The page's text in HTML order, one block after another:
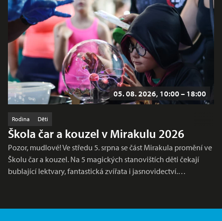
05. 08. 2026, 10:00 – 18:00
Rodina Děti
Škola čar a kouzel v Mirakulu 2026
Pozor, mudlové! Ve středu 5. srpna se část Mirakula promění ve
Školu čar a kouzel. Na 5 magických stanovištích děti čekají
bublající lektvary, fantastická zvířata i jasnovidectví.…